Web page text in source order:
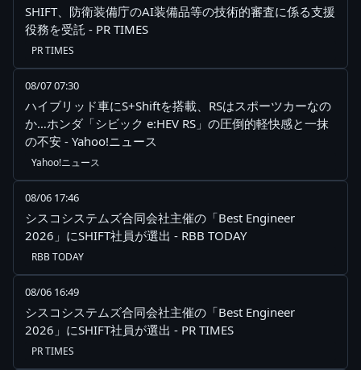
SHIFT、防衛装備庁のAI装備品等の技術的審査に係る支援
役務を受託 - PR TIMES
PR TIMES
08/07 07:30
ハイブリッド車にS+Shiftを搭載、RSはスポーツカーなの
か…ホンダ「シビック e:HEV RS」の圧倒的軽快感と一抹
の不安 - Yahoo!ニュース
Yahoo!ニュース
08/06 17:46
シスコシステムズ合同会社主催の「Best Engineer
2026」にSHIFT社員が選出 - RBB TODAY
RBB TODAY
08/06 16:49
シスコシステムズ合同会社主催の「Best Engineer
2026」にSHIFT社員が選出 - PR TIMES
PR TIMES